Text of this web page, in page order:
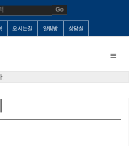
Go
오시는길 알림방 상담실
Toggle
.